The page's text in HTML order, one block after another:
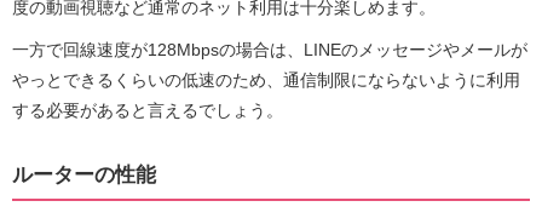
度の動画視聴など通常のネット利用は十分楽しめます。
一方で回線速度が128Mbpsの場合は、LINEのメッセージやメールが
やっとできるくらいの低速のため、通信制限にならないように利用
する必要があると言えるでしょう。
ルーターの性能